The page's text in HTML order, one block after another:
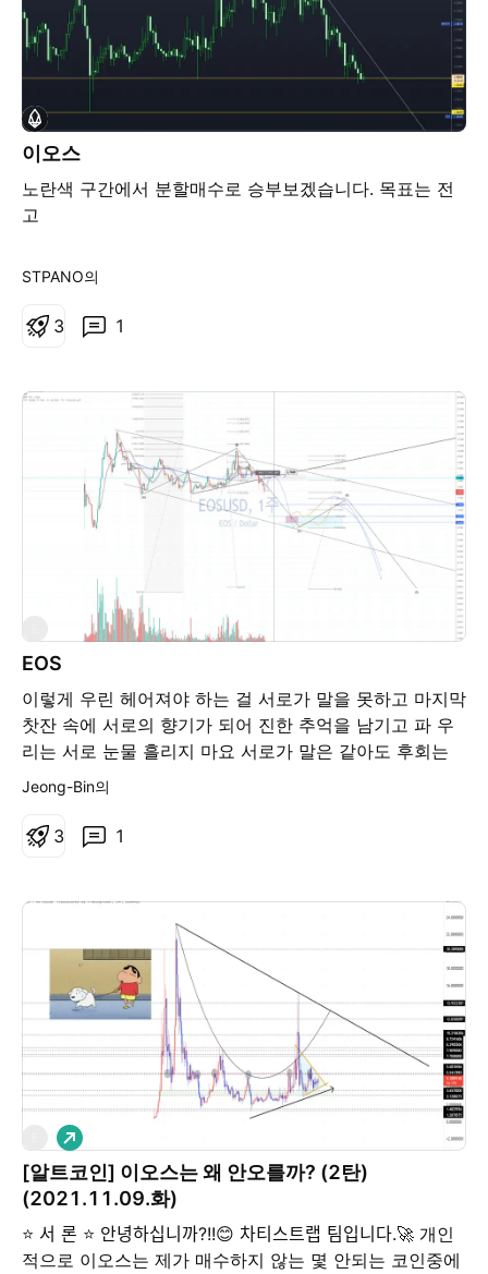
이오스
노란색 구간에서 분할매수로 승부보겠습니다. 목표는 전
고
STPANO의
1
3
EOS
이렇게 우린 헤어져야 하는 걸 서로가 말을 못하고 마지막
찻잔 속에 서로의 향기가 되어 진한 추억을 남기고 파 우
리는 서로 눈물 흘리지 마요 서로가 말은 같아도 후회는
않을거야 하지만 그대 모습은 나의 마음을 아프게 해 그대
내게 말로는 못하고 탁자 위에 물로 쓰신 마지막 그 한마
디 서러워 이렇게 눈물만 그대여 이젠 안녕
Jeong-Bin의
1
3
[알트코인] 이오스는 왜 안오를까? (2탄)
(2021.11.09.화)
⭐ 서 론 ⭐ 안녕하십니까?!!😊 차티스트랩 팀입니다.🚀 개인
적으로 이오스는 제가 매수하지 않는 몇 안되는 코인중에
롱